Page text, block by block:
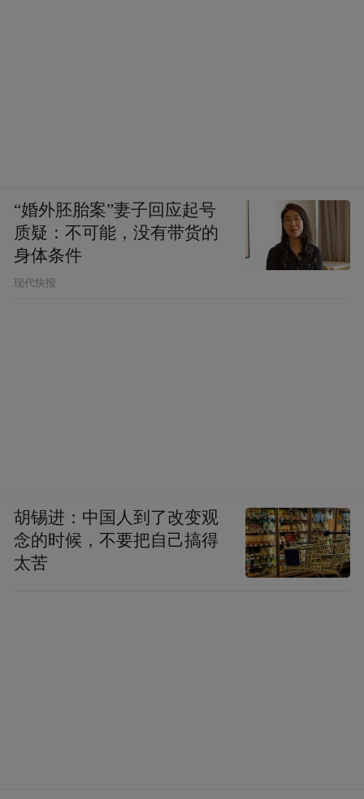
“婚外胚胎案”妻子回应起号
质疑：不可能，没有带货的
身体条件
现代快报
胡锡进：中国人到了改变观
念的时候，不要把自己搞得
太苦